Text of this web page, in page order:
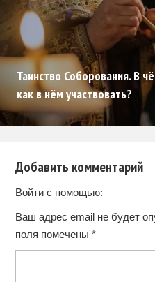
Таинство Соборования. В
как в нём участвовать?
Добавить комментарий
Войти с помощью:
Ваш адрес email не будет
поля помечены *